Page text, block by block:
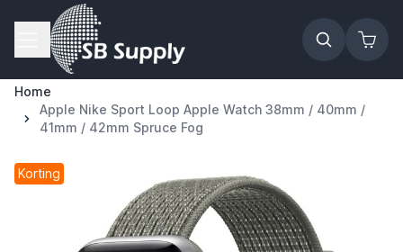
Ga naar de inhoud
Home
Apple Nike Sport Loop Apple Watch 38mm / 40mm /
41mm / 42mm Spruce Fog
Korting